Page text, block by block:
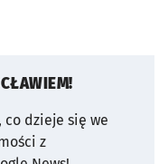
co dzieje się we
z